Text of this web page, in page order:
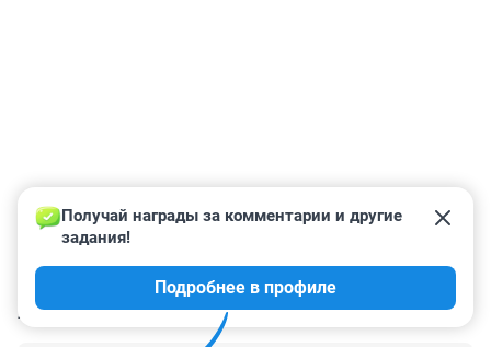
КОММЕНТАРИИ 49
Получай награды за комментарии и другие
задания!
Подробнее в профиле